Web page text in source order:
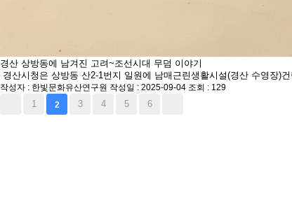
경산 상방동에 남겨진 고려~조선시대 무덤 이야기
경산시청은 상방동 산2-1번지 일원에 남매근린생활시설(경산 수영장)
작성자 : 한빛문화유산연구원 작성일 : 2025-09-04 조회 : 129
1 2 3 4 5 6